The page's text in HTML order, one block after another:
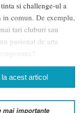
si challenge-ul a
in comun. De exemplu,
tari cluburi sau
pasionat de arta
acest articol
mai importante